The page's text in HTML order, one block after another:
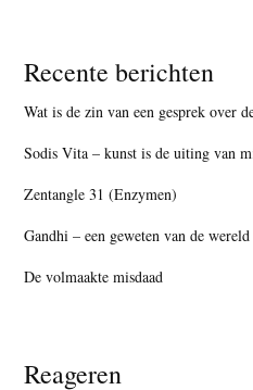
Recente berichten
Wat is de zin van een gesprek over
Sodis Vita – kunst is de uiting van
Zentangle 31 (Enzymen)
Gandhi – een geweten van de
De volmaakte misdaad
Reageren